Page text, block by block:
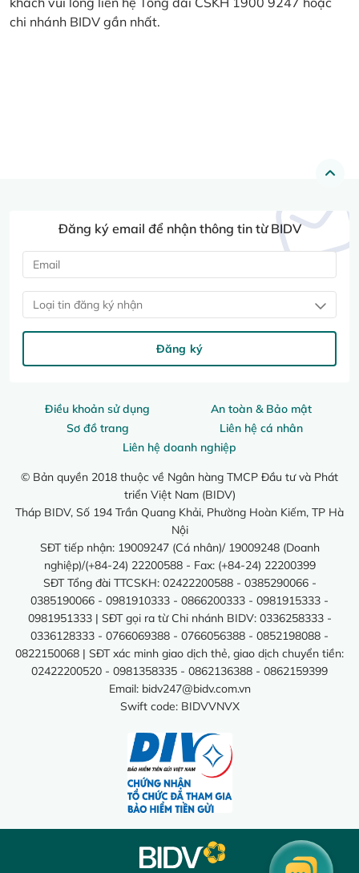
chi nhánh BIDV gần nhất.
Điều khoản sử dụng
An toàn & Bảo mật
Sơ đồ trang
Liên hệ cá nhân
Liên hệ doanh nghiệp
© Bản quyền 2018 thuộc về Ngân hàng TMCP Đầu tư và Phát
triển Việt Nam (BIDV)
Tháp BIDV, Số 194 Trần Quang Khải, Phường Hoàn Kiếm, TP Hà
Nội
SĐT tiếp nhận: 19009247 (Cá nhân)/ 19009248 (Doanh
nghiệp)/(+84-24) 22200588 - Fax: (+84-24) 22200399
SĐT Tổng đài TTCSKH: 02422200588 - 0385290066 -
0385190066 - 0981910333 - 0866200333 - 0981915333 -
0981951333 | SĐT gọi ra từ Chi nhánh BIDV: 0336258333 -
0336128333 - 0766069388 - 0766056388 - 0852198088 -
0822150068 | SĐT xác minh giao dịch thẻ, giao dịch chuyển tiền:
02422200520 - 0981358335 - 0862136388 - 0862159399
Email: bidv247@bidv.com.vn
Swift code: BIDVVNVX
Đăng ký email để nhận thông tin từ BIDV
Loại tin đăng ký nhận
Đăng ký